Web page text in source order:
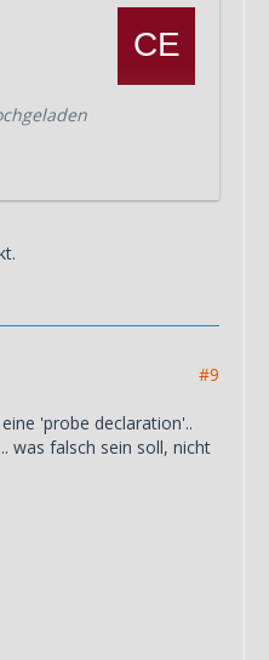
#9
'probe declaration'..
was falsch sein soll, nicht